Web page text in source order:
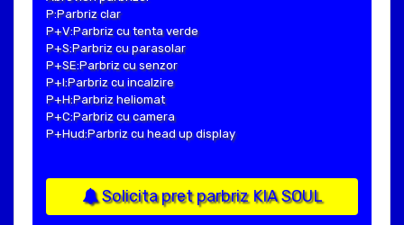
P:Parbriz clar
P+V:Parbriz cu tenta verde
P+S:Parbriz cu parasolar
P+SE:Parbriz cu senzor
P+I:Parbriz cu incalzire
P+H:Parbriz heliomat
P+C:Parbriz cu camera
P+Hud:Parbriz cu head up display
Solicita pret parbriz KIA SOUL